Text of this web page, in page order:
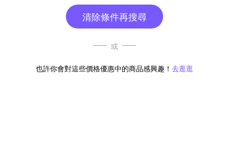
清除條件再搜尋
或
也許你會對這些價格優惠中的商品感興趣！ 去逛逛